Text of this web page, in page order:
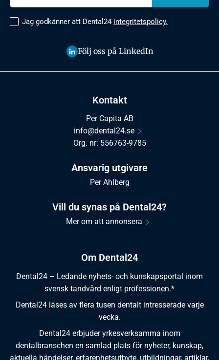
Om Dental24
Dental24 – Ledande nyhets- och kunskapsportal inom
svensk tandvård enligt professionen.*
Dental24 läses av flera tusen dentalt intresserade varje
vecka.
Dental24 erbjuder yrkesverksamma inom
dentalbranschen en samlad plats för nyheter, kunskap,
aktuella händelser, erfarenhetsutbyte, utbildningar, artiklar,
Kontakt
Per Capita AB
info@dental24.se
Org. nr: 556763-9785
Ansvarig utgivare
Per Ahlberg
Vill du synas på Dental24?
Mer om att annonsera
Jag godkänner att Dental24 integritetspolicy.
Följ oss på LinkedIn